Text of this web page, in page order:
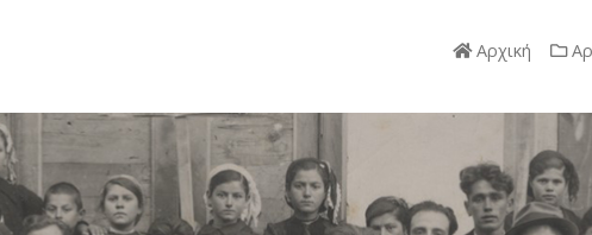
Αρχική